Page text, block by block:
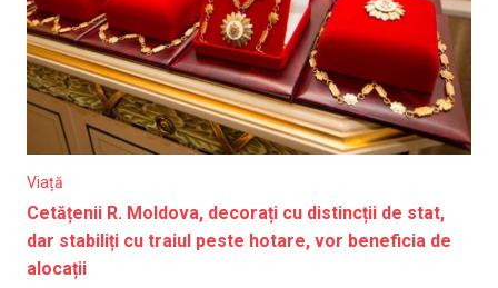
Viață
Cetățenii R. Moldova, decorați cu distincții de stat,
dar stabiliți cu traiul peste hotare, vor beneficia de
alocații